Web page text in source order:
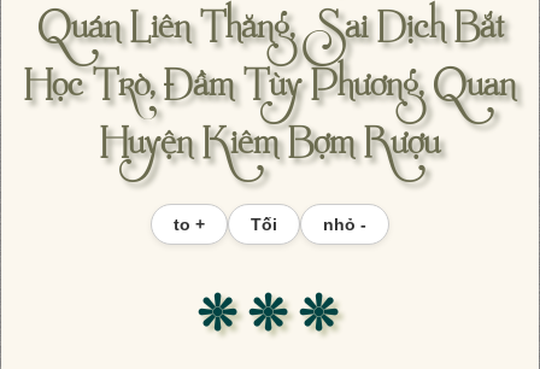
Quán Liên Thăng, Sai Dịch Bắt
Học Trò, Đầm Tùy Phương, Quan
Huyện Kiêm Bợm Rượu
to + Tối nhỏ -
❊ ❊ ❊